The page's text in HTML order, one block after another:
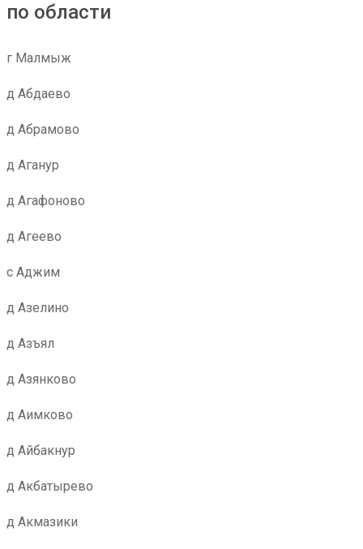
по области
г Малмыж
д Абдаево
д Абрамово
д Аганур
д Агафоново
д Агеево
с Аджим
д Азелино
д Азъял
д Азянково
д Аимково
д Айбакнур
д Акбатырево
д Акмазики